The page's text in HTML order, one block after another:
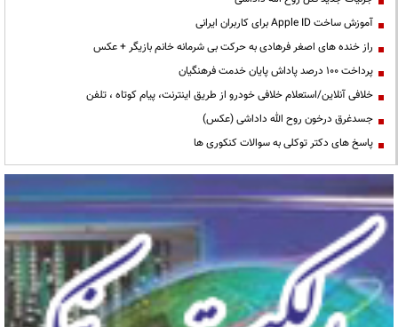
آموزش ساخت Apple ID برای کاربران ایرانی
راز خنده های اصغر فرهادی به حرکت بی شرمانه خانم بازیگر + عکس
پرداخت ۱۰۰ درصد پاداش پایان خدمت فرهنگیان
خلافی آنلاین/استعلام خلافی خودرو از طریق اینترنت، پیام کوتاه ، تلفن
جسدغرق درخون روح الله داداشی (عکس)
پاسخ های دکتر توکلی به سوالات کنکوری ها